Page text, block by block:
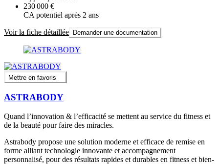
230 000 €
CA potentiel après 2 ans
Voir la fiche détaillée Demander une documentation
Mettre en favoris
ASTRABODY
Quand l’innovation & l’efficacité se mettent au service du fitness et
de la beauté pour faire des miracles.
Astrabody propose une solution moderne et efficace de remise en
forme alliant technologie innovante et accompagnement
personnalisé, pour des résultats rapides et durables en fitness et bien-